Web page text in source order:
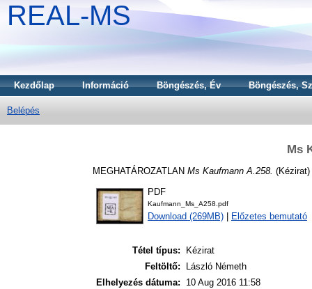
REAL-MS
Kezdőlap Információ Böngészés, Év Böngészés,
Belépés
Ms
MEGHATÁROZATLAN Ms Kaufmann A.258. (Kézirat)
PDF
Kaufmann_Ms_A258.pdf
Download (269MB) Előzetes bemutató
Tétel típus:
Kézirat
Feltöltő:
László Németh
Elhelyezés dátuma:
10 Aug 2016 11:58